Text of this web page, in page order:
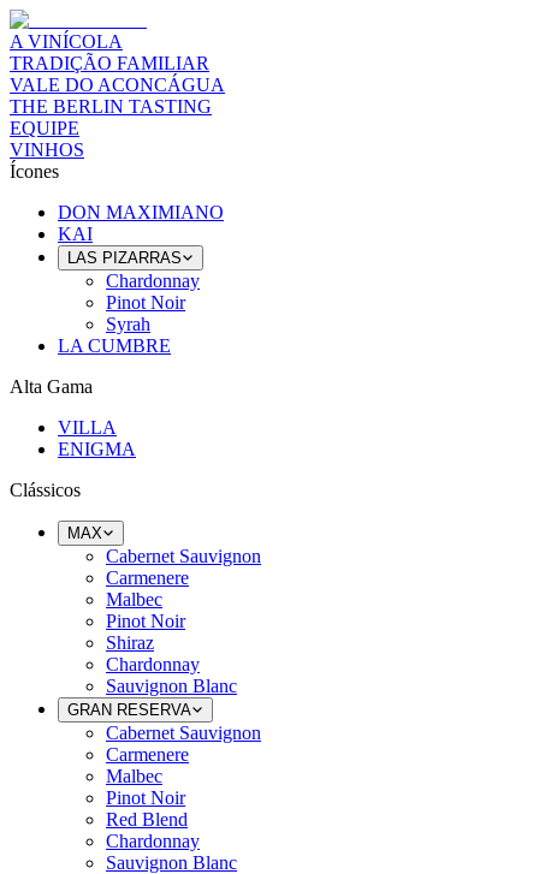
A VINÍCOLA
TRADIÇÃO FAMILIAR
VALE DO ACONCÁGUA
THE BERLIN TASTING
EQUIPE
VINHOS
Ícones
DON MAXIMIANO
KAI
LAS PIZARRAS
Chardonnay
Pinot Noir
Syrah
LA CUMBRE
Alta Gama
VILLA
ENIGMA
Clássicos
MAX
Cabernet Sauvignon
Carmenere
Malbec
Pinot Noir
Shiraz
Chardonnay
Sauvignon Blanc
GRAN RESERVA
Cabernet Sauvignon
Carmenere
Malbec
Pinot Noir
Red Blend
Chardonnay
Sauvignon Blanc